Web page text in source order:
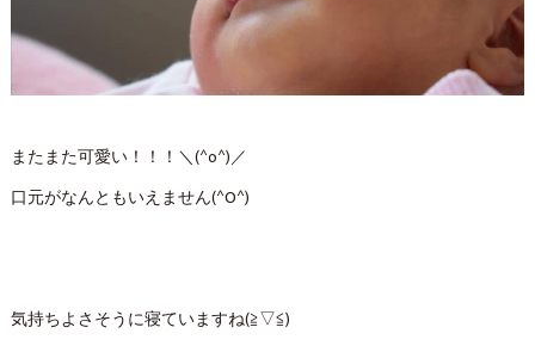
またまた可愛い！！！＼(^o^)／
口元がなんともいえません(^O^)
気持ちよさそうに寝ていますね(≧▽≦)